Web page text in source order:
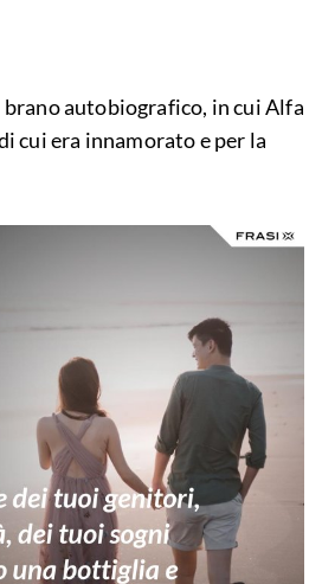
brano autobiografico, in cui Alfa
cui era innamorato e per la